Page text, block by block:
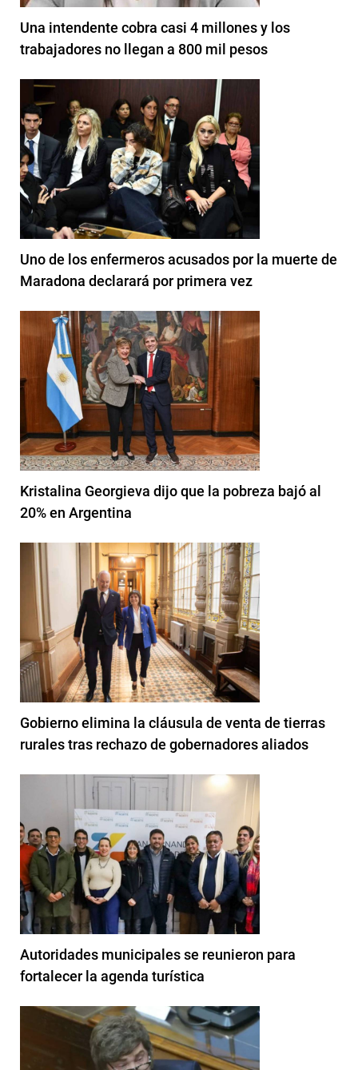
Una intendente cobra casi 4 millones y los
trabajadores no llegan a 800 mil pesos
Uno de los enfermeros acusados por la muerte de
Maradona declarará por primera vez
Kristalina Georgieva dijo que la pobreza bajó al
20% en Argentina
Gobierno elimina la cláusula de venta de tierras
rurales tras rechazo de gobernadores aliados
Autoridades municipales se reunieron para
fortalecer la agenda turística